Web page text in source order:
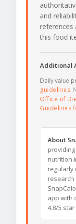
and
references
this food
Additional
Daily value
guidelines.
Office of
Guidelines
About
nutrition
regularly
research
app with
4.8/5